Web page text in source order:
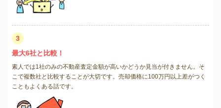
3
最大6社と比較！
素人では1社のみの不動産査定金額が高いかどうか見当が付きません。そ
こで複数社と比較することが大切です。売却価格に100万円以上差がつく
こともよくある話です。